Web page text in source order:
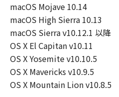
macOS Mojave 10.14
macOS High Sierra 10.13
macOS Sierra v10.12.1 以降
OS X El Capitan v10.11
OS X Yosemite v10.10.5
OS X Mavericks v10.9.5
OS X Mountain Lion v10.8.5